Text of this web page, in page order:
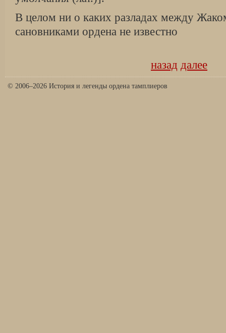
В целом ни о каких разладах между
сановниками ордена не известно
назад далее
© 2006–2026 История и легенды ордена тамплиеров